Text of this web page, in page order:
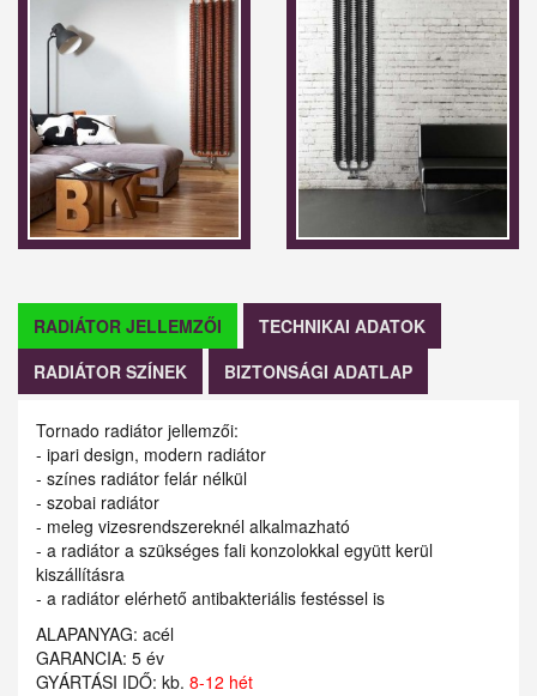
RADIÁTOR JELLEMZŐI
TECHNIKAI ADATOK
RADIÁTOR SZÍNEK
BIZTONSÁGI ADATLAP
Tornado radiátor jellemzői:
- ipari design, modern radiátor
- színes radiátor felár nélkül
- szobai radiátor
- meleg vizesrendszereknél alkalmazható
- a radiátor a szükséges fali konzolokkal együtt kerül
kiszállításra
- a radiátor elérhető antibakteriális festéssel is
ALAPANYAG: acél
GARANCIA: 5 év
GYÁRTÁSI IDŐ: kb. 8-12 hét